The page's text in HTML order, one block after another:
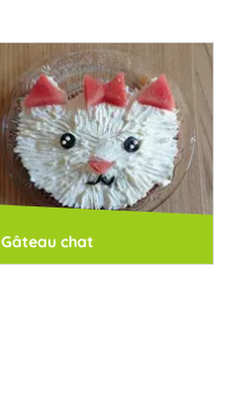
Gâteau chat